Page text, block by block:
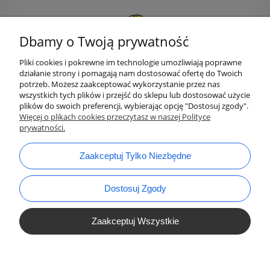
email:bok@ArtykulyDlaPlastykow.pl
Dbamy o Twoją prywatność
Pliki cookies i pokrewne im technologie umożliwiają poprawne
działanie strony i pomagają nam dostosować ofertę do Twoich
potrzeb. Możesz zaakceptować wykorzystanie przez nas
wszystkich tych plików i przejść do sklepu lub dostosować użycie
plików do swoich preferencji, wybierając opcję "Dostosuj zgody".
Więcej o plikach cookies przeczytasz w naszej Polityce
prywatności.
Zaakceptuj Tylko Niezbędne
Dostosuj Zgody
Zaakceptuj Wszystkie